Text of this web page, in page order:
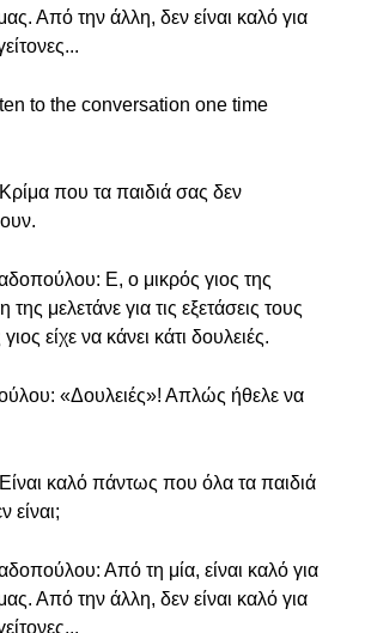
Από την άλλη, δεν είναι καλό για
to the conversation one time
που τα παιδιά σας δεν
Ε, ο μικρός γιος της
μελετάνε για τις εξετάσεις τους
είχε να κάνει κάτι δουλειές.
«Δουλειές»! Απλώς ήθελε να
καλό πάντως που όλα τα παιδιά
είναι;
Από τη μία, είναι καλό για
Από την άλλη, δεν είναι καλό για